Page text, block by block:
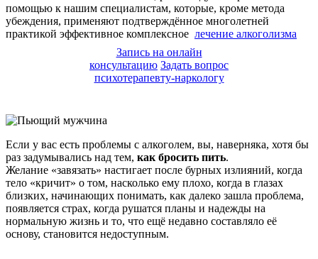
помощью к нашим специалистам, которые, кроме метода
убеждения, применяют подтверждённое многолетней
практикой эффективное комплексное лечение алкоголизма
Запись на онлайн
консультацию Задать вопрос
психотерапевту-наркологу
Если у вас есть проблемы с алкоголем, вы, наверняка, хотя бы
раз задумывались над тем, как бросить пить.
Желание «завязать» настигает после бурных излияний, когда
тело «кричит» о том, насколько ему плохо, когда в глазах
близких, начинающих понимать, как далеко зашла проблема,
появляется страх, когда рушатся планы и надежды на
нормальную жизнь и то, что ещё недавно составляло её
основу, становится недоступным.